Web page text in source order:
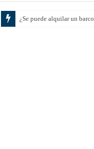
Cómo el